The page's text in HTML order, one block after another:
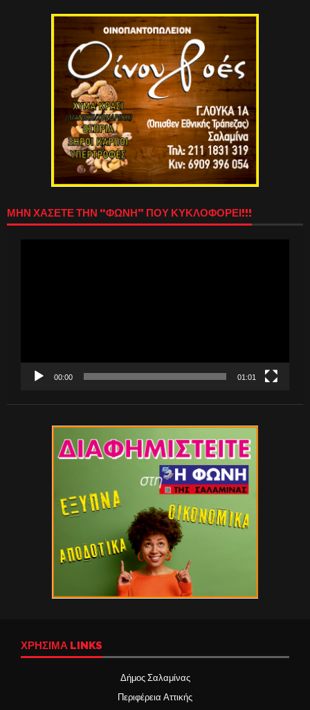
ΜΗΝ ΧΑΣΕΤΕ ΤΗΝ “ΦΩΝΗ” ΠΟΥ ΚΥΚΛΟΦΟΡΕΙ!!!
00:00 01:01
ΧΡΉΣΙΜΑ LINKS
Δήμος Σαλαμίνας
Περιφέρεια Αττικής